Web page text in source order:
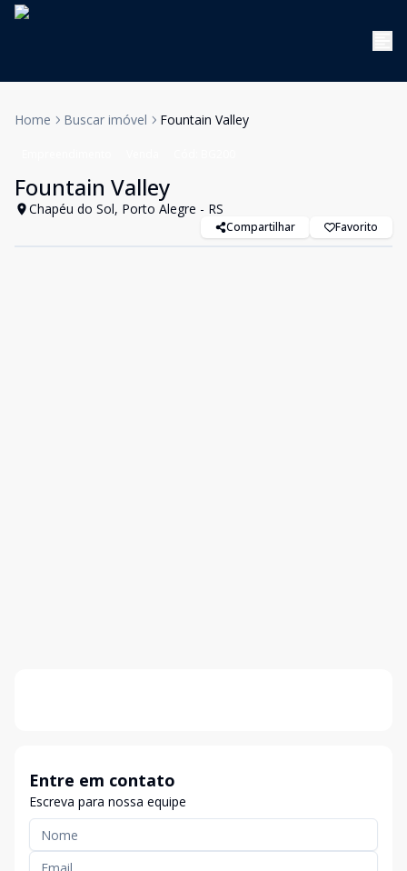
Home Buscar imóvel Fountain Valley
Fountain Valley
Chapéu do Sol, Porto Alegre - RS
Compartilhar Favorito
Entre em contato
Escreva para nossa equipe